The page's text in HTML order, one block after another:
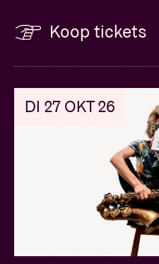
Koop tickets
DI 27 OKT 26